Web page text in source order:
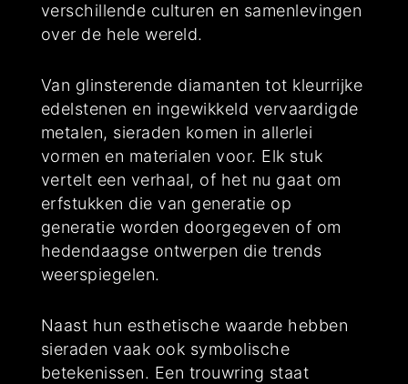
verschillende culturen en samenlevingen
over de hele wereld.
Van glinsterende diamanten tot kleurrijke
edelstenen en ingewikkeld vervaardigde
metalen, sieraden komen in allerlei
vormen en materialen voor. Elk stuk
vertelt een verhaal, of het nu gaat om
erfstukken die van generatie op
generatie worden doorgegeven of om
hedendaagse ontwerpen die trends
weerspiegelen.
Naast hun esthetische waarde hebben
sieraden vaak ook symbolische
betekenissen. Een trouwring staat